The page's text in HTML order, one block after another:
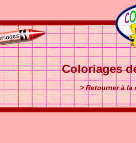
Coloriages
> Retourner à la